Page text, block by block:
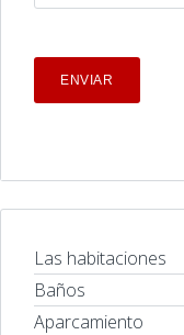
Las habitaciones
Baños
Aparcamiento